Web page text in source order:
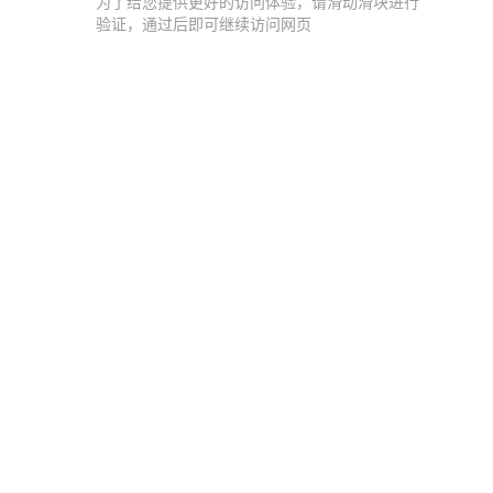
验证，通过后即可继续访问网页